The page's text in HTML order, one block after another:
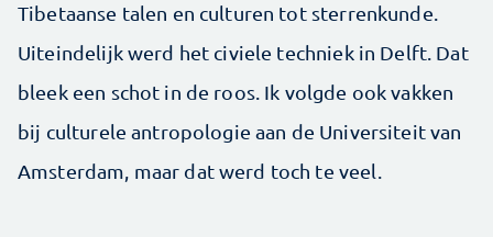
Tibetaanse talen en culturen tot sterrenkunde.
Uiteindelijk werd het civiele techniek in Delft. Dat
bleek een schot in de roos. Ik volgde ook vakken
bij culturele antropologie aan de Universiteit van
Amsterdam, maar dat werd toch te veel.